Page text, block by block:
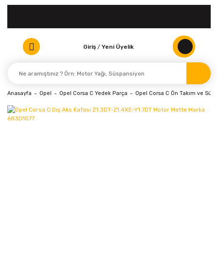
Giriş / Yeni Üyelik
Anasayfa Opel Opel Corsa C Yedek Parça Opel Corsa C Ön Takım ve